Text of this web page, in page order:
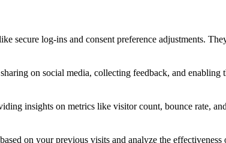
secure log-ins and consent preference adjustments.
on social media, collecting feedback, and enabling
insights on metrics like visitor count, bounce rate,
on your previous visits and analyze the effectiveness